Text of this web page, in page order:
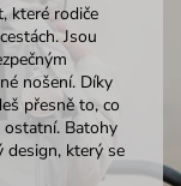
které rodiče
Jsou
nošení. Díky
přesně to, co
ostatní. Batohy
design, který se